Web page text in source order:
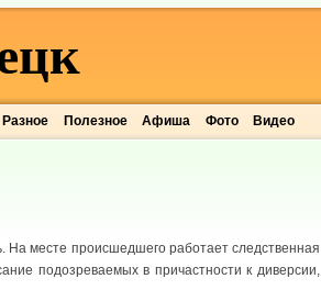
Разное Полезное Афиша Фото Видео
На месте происшедшего работает следственная
подозреваемых в причастности к диверсии,